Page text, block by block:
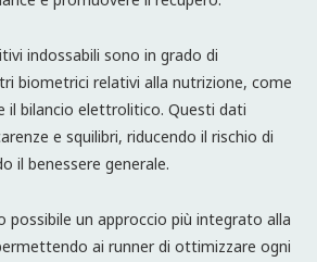
indossabili sono in grado di
biometrici relativi alla nutrizione, come
il bilancio elettrolitico. Questi dati
e squilibri, riducendo il rischio di
il benessere generale.
possibile un approccio più integrato alla
ai runner di ottimizzare ogni